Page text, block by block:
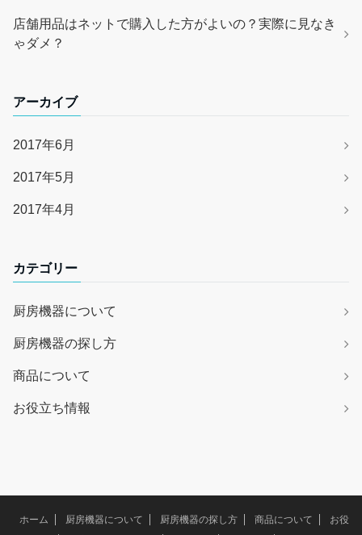
店舗用品はネットで購入した方がよいの？実際に見なき
ゃダメ？
アーカイブ
2017年6月
2017年5月
2017年4月
カテゴリー
厨房機器について
厨房機器の探し方
商品について
お役立ち情報
ホーム 厨房機器について 厨房機器の探し方 商品について
お役